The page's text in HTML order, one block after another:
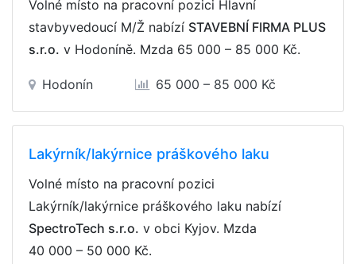
Volné místo na pracovní pozici Hlavní
stavbyvedoucí M/Ž nabízí STAVEBNÍ FIRMA PLUS
s.r.o. v Hodoníně. Mzda 65 000 – 85 000 Kč.
Hodonín 65 000 – 85 000 Kč
Lakýrník/lakýrnice práškového laku
Volné místo na pracovní pozici
Lakýrník/lakýrnice práškového laku nabízí
SpectroTech s.r.o. v obci Kyjov. Mzda
40 000 – 50 000 Kč.